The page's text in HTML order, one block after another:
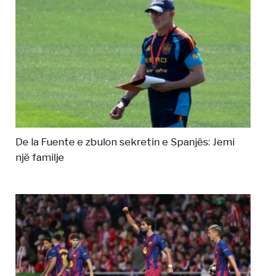
De la Fuente e zbulon sekretin e Spanjës: Jemi
një familje